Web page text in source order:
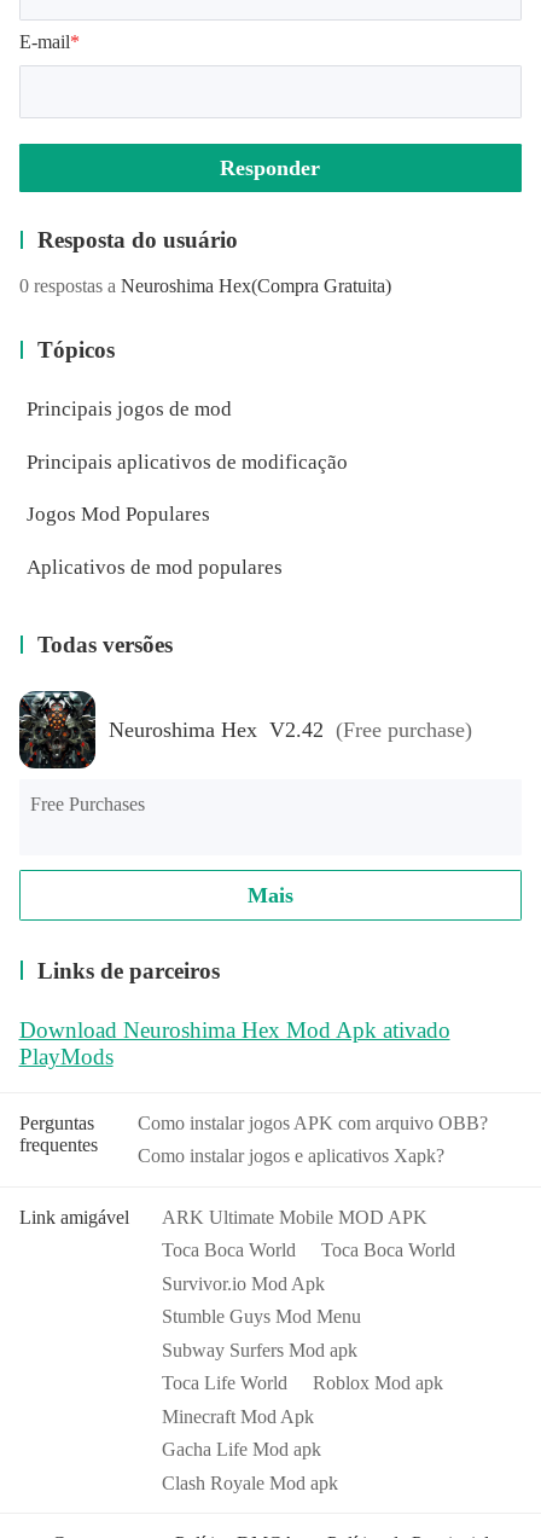
E-mail*
Responder
Resposta do usuário
0 respostas a Neuroshima Hex(Compra Gratuita)
Tópicos
Principais jogos de mod
Principais aplicativos de modificação
Jogos Mod Populares
Aplicativos de mod populares
Todas versões
Neuroshima Hex V2.42 (Free purchase)
Free Purchases
Mais
Links de parceiros
Download Neuroshima Hex Mod Apk ativado
PlayMods
Perguntas
frequentes
Como instalar jogos APK com arquivo OBB?
Como instalar jogos e aplicativos Xapk?
Link amigável
ARK Ultimate Mobile MOD APK
Toca Boca World
Toca Boca World
Survivor.io Mod Apk
Stumble Guys Mod Menu
Subway Surfers Mod apk
Toca Life World
Roblox Mod apk
Minecraft Mod Apk
Gacha Life Mod apk
Clash Royale Mod apk